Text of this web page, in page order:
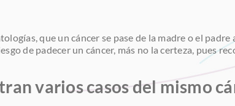
que un cáncer se pase de la madre o el
de padecer un cáncer, más no la certeza, pues
varios casos del mismo